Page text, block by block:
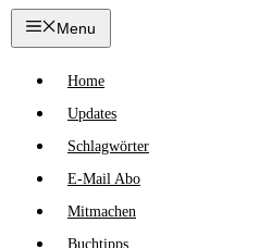
Zum
Inhalt
Menu
Home
Updates
Schlagwörter
E-Mail Abo
Mitmachen
Buchtipps